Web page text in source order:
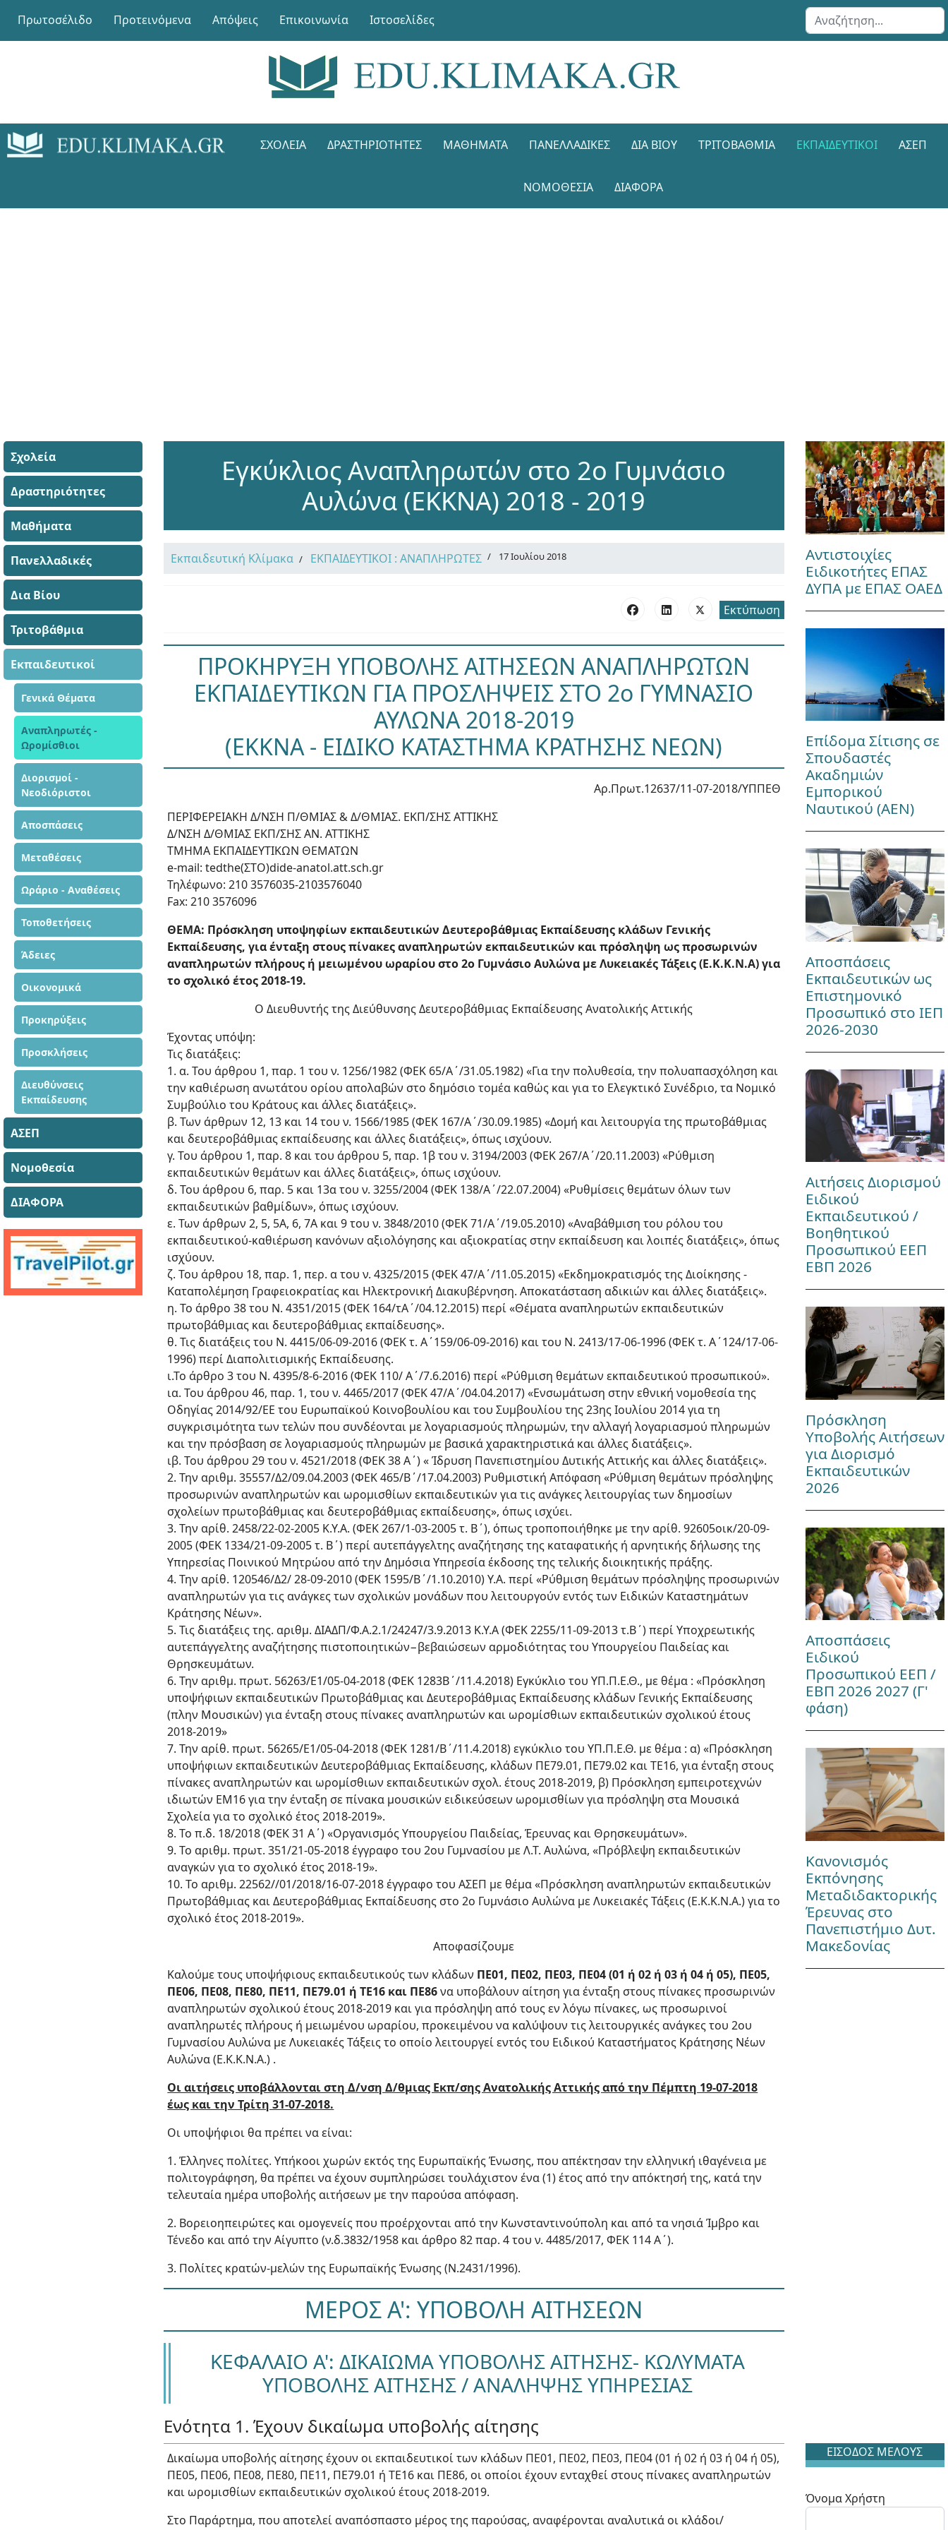
Πρωτοσέλιδο Προτεινόμενα Απόψεις Επικοινωνία Ιστοσελίδες Αναζήτηση...
ΣΧΟΛΕΊΑ ΔΡΑΣΤΗΡΙΌΤΗΤΕΣ ΜΑΘΉΜΑΤΑ ΠΑΝΕΛΛΑΔΙΚΈΣ ΔΙΑ ΒΊΟΥ ΤΡΙΤΟΒΆΘΜΙΑ ΕΚΠΑΙΔΕΥΤΙΚΟΊ ΑΣΕΠ
ΝΟΜΟΘΕΣΊΑ ΔΙΑΦΟΡΑ
Σχολεία
Δραστηριότητες
Μαθήματα
Πανελλαδικές
Δια Βίου
Τριτοβάθμια
Εκπαιδευτικοί
Γενικά Θέματα
Αναπληρωτές -
Ωρομίσθιοι
Διορισμοί -
Νεοδιόριστοι
Αποσπάσεις
Μεταθέσεις
Ωράριο - Αναθέσεις
Τοποθετήσεις
Άδειες
Οικονομικά
Προκηρύξεις
Προσκλήσεις
Διευθύνσεις
Εκπαίδευσης
ΑΣΕΠ
Νομοθεσία
ΔΙΑΦΟΡΑ
Εγκύκλιος Αναπληρωτών στο 2ο Γυμνάσιο
Αυλώνα (ΕΚΚΝΑ) 2018 - 2019
Εκπαιδευτική Κλίμακα ΕΚΠΑΙΔΕΥΤΙΚΟΙ : ΑΝΑΠΛΗΡΩΤΕΣ 17 Ιουλίου 2018
Εκτύπωση
ΠΡΟΚΗΡΥΞΗ ΥΠΟΒΟΛΗΣ ΑΙΤΗΣΕΩΝ ΑΝΑΠΛΗΡΩΤΩΝ
ΕΚΠΑΙΔΕΥΤΙΚΩΝ ΓΙΑ ΠΡΟΣΛΗΨΕΙΣ ΣΤΟ 2ο ΓΥΜΝΑΣΙΟ
ΑΥΛΩΝΑ 2018-2019
(ΕΚΚΝΑ - ΕΙΔΙΚΟ ΚΑΤΑΣΤΗΜΑ ΚΡΑΤΗΣΗΣ ΝΕΩΝ)
Αρ.Πρωτ.12637/11-07-2018/ΥΠΠΕΘ
ΠΕΡΙΦΕΡΕΙΑΚΗ Δ/ΝΣΗ Π/ΘΜΙΑΣ & Δ/ΘΜΙΑΣ. ΕΚΠ/ΣΗΣ ΑΤΤΙΚΗΣ
Δ/ΝΣΗ Δ/ΘΜΙΑΣ ΕΚΠ/ΣΗΣ ΑΝ. ΑΤΤΙΚΗΣ
ΤΜΗΜΑ ΕΚΠΑΙΔΕΥΤΙΚΩΝ ΘΕΜΑΤΩΝ
e-mail: tedthe(ΣΤΟ)dide-anatol.att.sch.gr
Τηλέφωνο: 210 3576035-2103576040
Fax: 210 3576096
ΘΕΜΑ: Πρόσκληση υποψηφίων εκπαιδευτικών Δευτεροβάθμιας Εκπαίδευσης κλάδων Γενικής
Εκπαίδευσης, για ένταξη στους πίνακες αναπληρωτών εκπαιδευτικών και πρόσληψη ως προσωρινών
αναπληρωτών πλήρους ή μειωμένου ωραρίου στο 2ο Γυμνάσιο Αυλώνα με Λυκειακές Τάξεις (Ε.Κ.Κ.Ν.Α) για
το σχολικό έτος 2018-19.
Ο Διευθυντής της Διεύθυνσης Δευτεροβάθμιας Εκπαίδευσης Ανατολικής Αττικής
Έχοντας υπόψη:
Τις διατάξεις:
1. α. Του άρθρου 1, παρ. 1 του ν. 1256/1982 (ΦΕΚ 65/Α΄/31.05.1982) «Για την πολυθεσία, την πολυαπασχόληση και
την καθιέρωση ανωτάτου ορίου απολαβών στο δημόσιο τομέα καθώς και για το Ελεγκτικό Συνέδριο, τα Νομικό
Συμβούλιο του Κράτους και άλλες διατάξεις».
β. Των άρθρων 12, 13 και 14 του ν. 1566/1985 (ΦΕΚ 167/Α΄/30.09.1985) «Δομή και λειτουργία της πρωτοβάθμιας
και δευτεροβάθμιας εκπαίδευσης και άλλες διατάξεις», όπως ισχύουν.
γ. Του άρθρου 1, παρ. 8 και του άρθρου 5, παρ. 1β του ν. 3194/2003 (ΦΕΚ 267/Α΄/20.11.2003) «Ρύθμιση
εκπαιδευτικών θεμάτων και άλλες διατάξεις», όπως ισχύουν.
δ. Του άρθρου 6, παρ. 5 και 13α του ν. 3255/2004 (ΦΕΚ 138/Α΄/22.07.2004) «Ρυθμίσεις θεμάτων όλων των
εκπαιδευτικών βαθμίδων», όπως ισχύουν.
ε. Των άρθρων 2, 5, 5Α, 6, 7Α και 9 του ν. 3848/2010 (ΦΕΚ 71/Α΄/19.05.2010) «Αναβάθμιση του ρόλου του
εκπαιδευτικού-καθιέρωση κανόνων αξιολόγησης και αξιοκρατίας στην εκπαίδευση και λοιπές διατάξεις», όπως
ισχύουν.
ζ. Του άρθρου 18, παρ. 1, περ. α του ν. 4325/2015 (ΦΕΚ 47/Α΄/11.05.2015) «Εκδημοκρατισμός της Διοίκησης -
Καταπολέμηση Γραφειοκρατίας και Ηλεκτρονική Διακυβέρνηση. Αποκατάσταση αδικιών και άλλες διατάξεις».
η. Το άρθρο 38 του Ν. 4351/2015 (ΦΕΚ 164/τΑ΄/04.12.2015) περί «Θέματα αναπληρωτών εκπαιδευτικών
πρωτοβάθμιας και δευτεροβάθμιας εκπαίδευσης».
θ. Τις διατάξεις του Ν. 4415/06-09-2016 (ΦΕΚ τ. Α΄159/06-09-2016) και του Ν. 2413/17-06-1996 (ΦΕΚ τ. Α΄124/17-06-
1996) περί Διαπολιτισμικής Εκπαίδευσης.
ι.Το άρθρο 3 του Ν. 4395/8-6-2016 (ΦΕΚ 110/ Α΄/7.6.2016) περί «Ρύθμιση θεμάτων εκπαιδευτικού προσωπικού».
ια. Του άρθρου 46, παρ. 1, του ν. 4465/2017 (ΦΕΚ 47/Α΄/04.04.2017) «Ενσωμάτωση στην εθνική νομοθεσία της
Οδηγίας 2014/92/ΕΕ του Ευρωπαϊκού Κοινοβουλίου και του Συμβουλίου της 23ης Ιουλίου 2014 για τη
συγκρισιμότητα των τελών που συνδέονται με λογαριασμούς πληρωμών, την αλλαγή λογαριασμού πληρωμών
και την πρόσβαση σε λογαριασμούς πληρωμών με βασικά χαρακτηριστικά και άλλες διατάξεις».
ιβ. Του άρθρου 29 του ν. 4521/2018 (ΦΕΚ 38 Α΄) « Ίδρυση Πανεπιστημίου Δυτικής Αττικής και άλλες διατάξεις».
2. Την αριθμ. 35557/Δ2/09.04.2003 (ΦΕΚ 465/Β΄/17.04.2003) Ρυθμιστική Απόφαση «Ρύθμιση θεμάτων πρόσληψης
προσωρινών αναπληρωτών και ωρομισθίων εκπαιδευτικών για τις ανάγκες λειτουργίας των δημοσίων
σχολείων πρωτοβάθμιας και δευτεροβάθμιας εκπαίδευσης», όπως ισχύει.
3. Την αρίθ. 2458/22-02-2005 Κ.Υ.Α. (ΦΕΚ 267/1-03-2005 τ. Β΄), όπως τροποποιήθηκε με την αρίθ. 92605οικ/20-09-
2005 (ΦΕΚ 1334/21-09-2005 τ. Β΄) περί αυτεπάγγελτης αναζήτησης της καταφατικής ή αρνητικής δήλωσης της
Υπηρεσίας Ποινικού Μητρώου από την Δημόσια Υπηρεσία έκδοσης της τελικής διοικητικής πράξης.
4. Την αρίθ. 120546/Δ2/ 28-09-2010 (ΦΕΚ 1595/Β΄/1.10.2010) Υ.Α. περί «Ρύθμιση θεμάτων πρόσληψης προσωρινών
αναπληρωτών για τις ανάγκες των σχολικών μονάδων που λειτουργούν εντός των Ειδικών Καταστημάτων
Κράτησης Νέων».
5. Τις διατάξεις της. αριθμ. ΔΙΑΔΠ/Φ.Α.2.1/24247/3.9.2013 Κ.Υ.Α (ΦΕΚ 2255/11-09-2013 τ.Β΄) περί Υποχρεωτικής
αυτεπάγγελτης αναζήτησης πιστοποιητικών−βεβαιώσεων αρμοδιότητας του Υπουργείου Παιδείας και
Θρησκευμάτων.
6. Την αριθμ. πρωτ. 56263/Ε1/05-04-2018 (ΦΕΚ 1283Β΄/11.4.2018) Εγκύκλιο του ΥΠ.Π.Ε.Θ., με θέμα : «Πρόσκληση
υποψήφιων εκπαιδευτικών Πρωτοβάθμιας και Δευτεροβάθμιας Εκπαίδευσης κλάδων Γενικής Εκπαίδευσης
(πλην Μουσικών) για ένταξη στους πίνακες αναπληρωτών και ωρομίσθιων εκπαιδευτικών σχολικού έτους
2018-2019»
7. Την αρίθ. πρωτ. 56265/Ε1/05-04-2018 (ΦΕΚ 1281/Β΄/11.4.2018) εγκύκλιο του ΥΠ.Π.Ε.Θ. με θέμα : α) «Πρόσκληση
υποψήφιων εκπαιδευτικών Δευτεροβάθμιας Εκπαίδευσης, κλάδων ΠΕ79.01, ΠΕ79.02 και ΤΕ16, για ένταξη στους
πίνακες αναπληρωτών και ωρομίσθιων εκπαιδευτικών σχολ. έτους 2018-2019, β) Πρόσκληση εμπειροτεχνών
ιδιωτών EM16 για την ένταξη σε πίνακα μουσικών ειδικεύσεων ωρομισθίων για πρόσληψη στα Μουσικά
Σχολεία για το σχολικό έτος 2018-2019».
8. Το π.δ. 18/2018 (ΦΕΚ 31 Α΄) «Οργανισμός Υπουργείου Παιδείας, Έρευνας και Θρησκευμάτων».
9. To αριθμ. πρωτ. 351/21-05-2018 έγγραφο του 2ου Γυμνασίου με Λ.Τ. Αυλώνα, «Πρόβλεψη εκπαιδευτικών
αναγκών για το σχολικό έτος 2018-19».
10. Το αριθμ. 22562//01/2018/16-07-2018 έγγραφο του ΑΣΕΠ με θέμα «Πρόσκληση αναπληρωτών εκπαιδευτικών
Πρωτοβάθμιας και Δευτεροβάθμιας Εκπαίδευσης στο 2ο Γυμνάσιο Αυλώνα με Λυκειακές Τάξεις (Ε.Κ.Κ.Ν.Α.) για το
σχολικό έτος 2018-2019».
Αποφασίζουμε
Καλούμε τους υποψήφιους εκπαιδευτικούς των κλάδων ΠΕ01, ΠΕ02, ΠΕ03, ΠΕ04 (01 ή 02 ή 03 ή 04 ή 05), ΠΕ05,
ΠΕ06, ΠΕ08, ΠΕ80, ΠΕ11, ΠΕ79.01 ή ΤΕ16 και ΠΕ86να υποβάλουν αίτηση για ένταξη στους πίνακες προσωρινών
αναπληρωτών σχολικού έτους 2018-2019 και για πρόσληψη από τους εν λόγω πίνακες, ως προσωρινοί
αναπληρωτές πλήρους ή μειωμένου ωραρίου, προκειμένου να καλύψουν τις λειτουργικές ανάγκες του 2ου
Γυμνασίου Αυλώνα με Λυκειακές Τάξεις το οποίο λειτουργεί εντός του Ειδικού Καταστήματος Κράτησης Νέων
Αυλώνα (Ε.Κ.Κ.Ν.Α.) .
Οι αιτήσεις υποβάλλονται στη Δ/νση Δ/θμιας Εκπ/σης Ανατολικής Αττικής από την Πέμπτη 19-07-2018
έως και την Τρίτη 31-07-2018.
Οι υποψήφιοι θα πρέπει να είναι:
1. Έλληνες πολίτες. Υπήκοοι χωρών εκτός της Ευρωπαϊκής Ένωσης, που απέκτησαν την ελληνική ιθαγένεια με
πολιτογράφηση, θα πρέπει να έχουν συμπληρώσει τουλάχιστον ένα (1) έτος από την απόκτησή της, κατά την
τελευταία ημέρα υποβολής αιτήσεων με την παρούσα απόφαση.
2. Βορειοηπειρώτες και ομογενείς που προέρχονται από την Κωνσταντινούπολη και από τα νησιά Ίμβρο και
Τένεδο και από την Αίγυπτο (ν.δ.3832/1958 και άρθρο 82 παρ. 4 του ν. 4485/2017, ΦΕΚ 114 Α΄).
3. Πολίτες κρατών-μελών της Ευρωπαϊκής Ένωσης (Ν.2431/1996).
ΜΕΡΟΣ Α': ΥΠΟΒΟΛΗ ΑΙΤΗΣΕΩΝ
ΚΕΦΑΛΑΙΟ Α': ΔΙΚΑΙΩΜΑ ΥΠΟΒΟΛΗΣ ΑΙΤΗΣΗΣ- ΚΩΛΥΜΑΤΑ
ΥΠΟΒΟΛΗΣ ΑΙΤΗΣΗΣ / ΑΝΑΛΗΨΗΣ ΥΠΗΡΕΣΙΑΣ
Ενότητα 1. Έχουν δικαίωμα υποβολής αίτησης
Δικαίωμα υποβολής αίτησης έχουν οι εκπαιδευτικοί των κλάδων ΠΕ01, ΠΕ02, ΠΕ03, ΠΕ04 (01 ή 02 ή 03 ή 04 ή 05),
ΠΕ05, ΠΕ06, ΠΕ08, ΠΕ80, ΠΕ11, ΠΕ79.01 ή ΤΕ16 και ΠΕ86, οι οποίοι έχουν ενταχθεί στους πίνακες αναπληρωτών
και ωρομισθίων εκπαιδευτικών σχολικού έτους 2018-2019.
Στο Παράρτημα, που αποτελεί αναπόσπαστο μέρος της παρούσας, αναφέρονται αναλυτικά οι κλάδοι/
Αντιστοιχίες
Ειδικοτήτες ΕΠΑΣ
ΔΥΠΑ με ΕΠΑΣ ΟΑΕΔ
Επίδομα Σίτισης σε
Σπουδαστές
Ακαδημιών
Εμπορικού
Ναυτικού (ΑΕΝ)
Αποσπάσεις
Εκπαιδευτικών ως
Επιστημονικό
Προσωπικό στο ΙΕΠ
2026-2030
Αιτήσεις Διορισμού
Ειδικού
Εκπαιδευτικού /
Βοηθητικού
Προσωπικού ΕΕΠ
ΕΒΠ 2026
Πρόσκληση
Υποβολής Αιτήσεων
για Διορισμό
Εκπαιδευτικών
2026
Αποσπάσεις
Ειδικού
Προσωπικού ΕΕΠ /
ΕΒΠ 2026 2027 (Γ'
φάση)
Κανονισμός
Εκπόνησης
Μεταδιδακτορικής
Έρευνας στο
Πανεπιστήμιο Δυτ.
Μακεδονίας
ΕΙΣΟΔΟΣ ΜΕΛΟΥΣ
Όνομα Χρήστη